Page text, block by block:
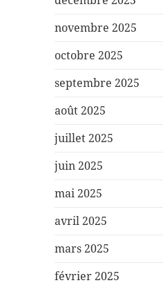
novembre 2025
octobre 2025
septembre 2025
août 2025
juillet 2025
juin 2025
mai 2025
avril 2025
mars 2025
février 2025